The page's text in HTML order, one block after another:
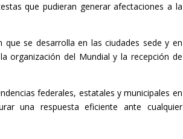
que pudieran generar afectaciones a la
se desarrolla en las ciudades sede y en
organización del Mundial y la recepción de
federales, estatales y municipales en
una respuesta eficiente ante cualquier